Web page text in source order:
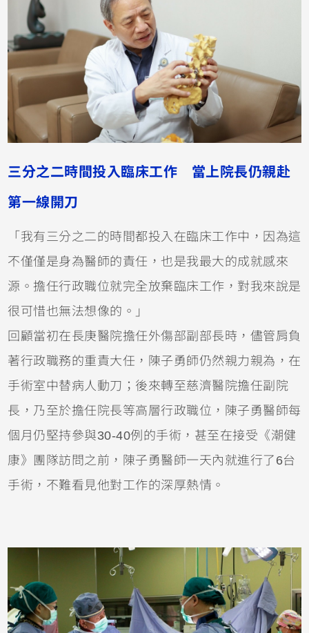
三分之二時間投入臨床工作 當上院長仍親赴
第一線開刀
「我有三分之二的時間都投入在臨床工作中，因為這
不僅僅是身為醫師的責任，也是我最大的成就感來
源。擔任行政職位就完全放棄臨床工作，對我來說是
很可惜也無法想像的。」
回顧當初在長庚醫院擔任外傷部副部長時，儘管肩負
著行政職務的重責大任，陳子勇師仍然親力親為，在
手術室中替病人動刀；後來轉至慈濟醫院擔任副院
長，乃至於擔任院長等高層行政職位，陳子勇醫師每
個月仍堅持參與30-40例的手術，甚至在接受《潮健
康》團隊訪問之前，陳子勇醫師一天內就進行了6台
手術，不難看見他對工作的深厚熱情。